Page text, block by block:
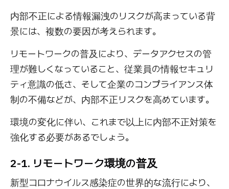
内部不正による情報漏洩のリスクが高まっている背
景には、複数の要因が考えられます。
リモートワークの普及により、データアクセスの管
理が難しくなっていること、従業員の情報セキュリ
ティ意識の低さ、そして企業のコンプライアンス体
制の不備などが、内部不正リスクを高めています。
環境の変化に伴い、これまで以上に内部不正対策を
強化する必要があるでしょう。
2-1. リモートワーク環境の普及
新型コロナウイルス感染症の世界的な流行により、